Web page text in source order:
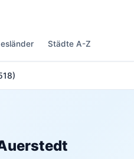
Städte A-Z